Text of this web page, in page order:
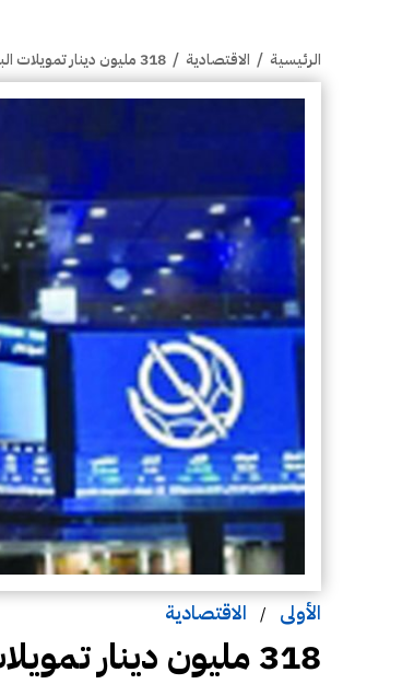
الرئيسية / الاقتصادية / 318 مليون دينار تمويلات البنوك للأوراق المالية في 5 أشهر
الأولى / الاقتصادية
318 مليون دينار تمويلات البنوك للأوراق المالية في 5 أشهر